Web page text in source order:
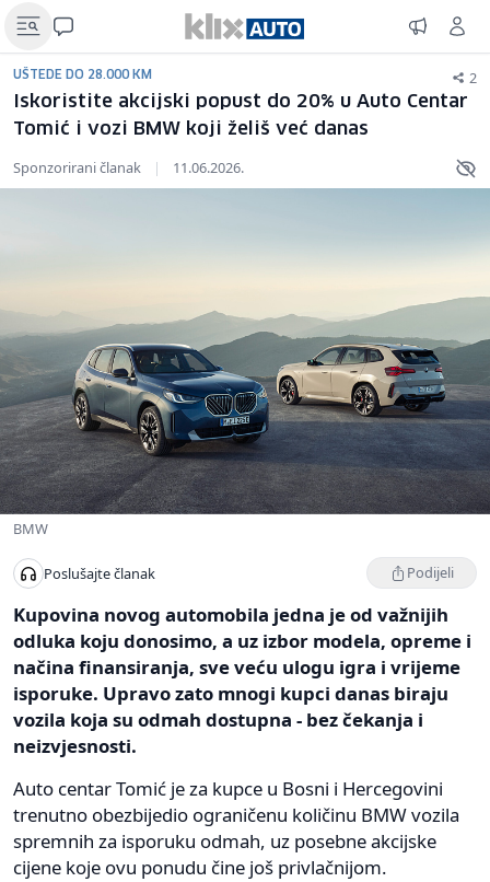
UŠTEDE DO 28.000 KM 2
Iskoristite akcijski popust do 20% u Auto Centar
Tomić i vozi BMW koji želiš već danas
Sponzorirani članak | 11.06.2026.
BMW
Poslušajte članak Podijeli
Kupovina novog automobila jedna je od važnijih
odluka koju donosimo, a uz izbor modela, opreme i
načina finansiranja, sve veću ulogu igra i vrijeme
isporuke. Upravo zato mnogi kupci danas biraju
vozila koja su odmah dostupna - bez čekanja i
neizvjesnosti.
Auto centar Tomić je za kupce u Bosni i Hercegovini
trenutno obezbijedio ograničenu količinu BMW vozila
spremnih za isporuku odmah, uz posebne akcijske
cijene koje ovu ponudu čine još privlačnijom.